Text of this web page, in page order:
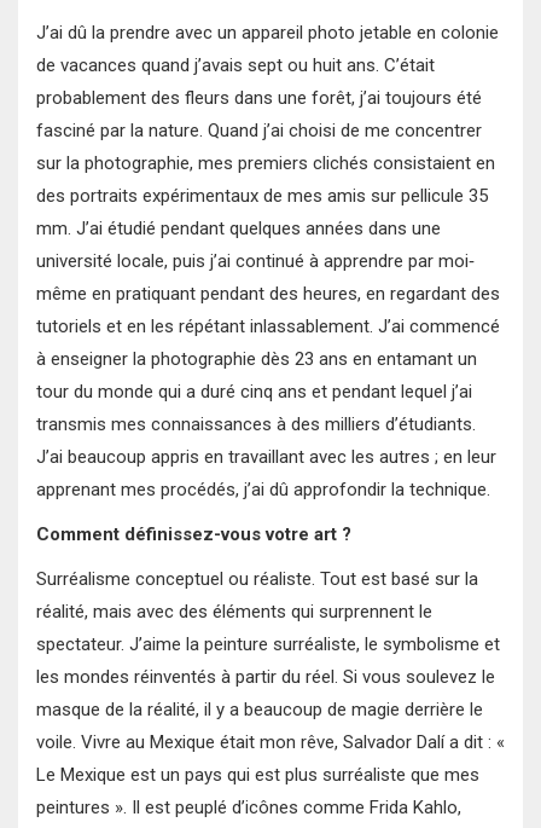
J’ai dû la prendre avec un appareil photo jetable en colonie
de vacances quand j’avais sept ou huit ans. C’était
probablement des fleurs dans une forêt, j’ai toujours été
fasciné par la nature. Quand j’ai choisi de me concentrer
sur la photographie, mes premiers clichés consistaient en
des portraits expérimentaux de mes amis sur pellicule 35
mm. J’ai étudié pendant quelques années dans une
université locale, puis j’ai continué à apprendre par moi‐
même en pratiquant pendant des heures, en regardant des
tutoriels et en les répétant inlassablement. J’ai commencé
à enseigner la photographie dès 23 ans en entamant un
tour du monde qui a duré cinq ans et pendant lequel j’ai
transmis mes connaissances à des milliers d’étudiants.
J’ai beaucoup appris en travaillant avec les autres ; en leur
apprenant mes procédés, j’ai dû approfondir la technique.
Comment définissez-vous votre art ?
Surréalisme conceptuel ou réaliste. Tout est basé sur la
réalité, mais avec des éléments qui surprennent le
spectateur. J’aime la peinture surréaliste, le symbolisme et
les mondes réinventés à partir du réel. Si vous soulevez le
masque de la réalité, il y a beaucoup de magie derrière le
voile. Vivre au Mexique était mon rêve, Salvador Dalí a dit : «
Le Mexique est un pays qui est plus surréaliste que mes
peintures ». Il est peuplé d’icônes comme Frida Kahlo,